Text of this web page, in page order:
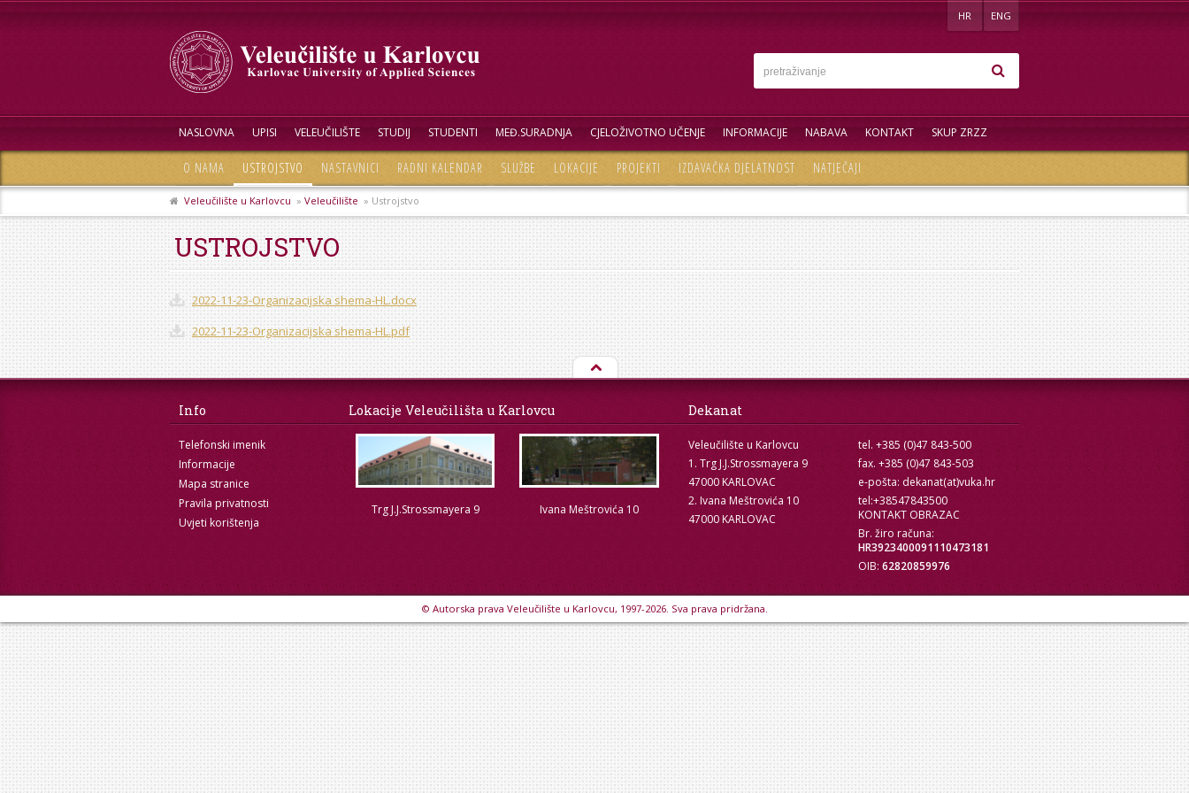
HR ENG
NASLOVNA UPISI VELEUČILIŠTE STUDIJ STUDENTI MEĐ.SURADNJA CJELOŽIVOTNO UČENJE INFORMACIJE NABAVA KONTAKT SKUP ZRZZ
O NAMA USTROJSTVO NASTAVNICI RADNI KALENDAR SLUŽBE LOKACIJE PROJEKTI IZDAVAČKA DJELATNOST NATJEČAJI
Veleučilište u Karlovcu » Veleučilište » Ustrojstvo
USTROJSTVO
2022-11-23-Organizacijska shema-HL.docx
2022-11-23-Organizacijska shema-HL.pdf
Info
Telefonski imenik
Informacije
Mapa stranice
Pravila privatnosti
Uvjeti korištenja
Lokacije Veleučilišta u Karlovcu
Trg J.J.Strossmayera 9 Ivana Meštrovića 10
Dekanat
Veleučilište u Karlovcu
1. Trg J.J.Strossmayera 9
47000 KARLOVAC
2. Ivana Meštrovića 10
47000 KARLOVAC
tel. +385 (0)47 843-500
fax. +385 (0)47 843-503
e-pošta: dekanat(at)vuka.hr
tel:+38547843500
KONTAKT OBRAZAC
Br. žiro računa:
HR3923400091110473181
OIB: 62820859976
© Autorska prava Veleučilište u Karlovcu, 1997-2026. Sva prava pridržana.